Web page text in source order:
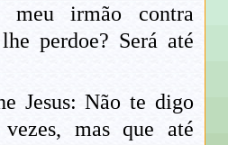
meu irmão contra
perdoe? Será até
Jesus: Não te digo
mas que até